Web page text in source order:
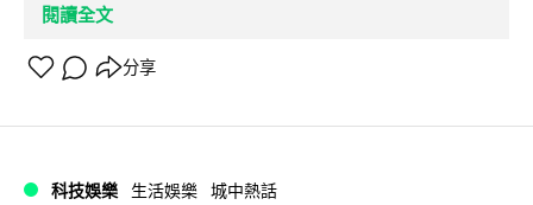
閱讀全文
分享
科技娛樂 生活娛樂 城中熱話